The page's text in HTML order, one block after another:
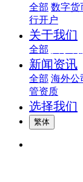
全部 数字货
行开户
关于我们
全部
新闻资讯
全部 海外公
管资质
选择我们
繁体